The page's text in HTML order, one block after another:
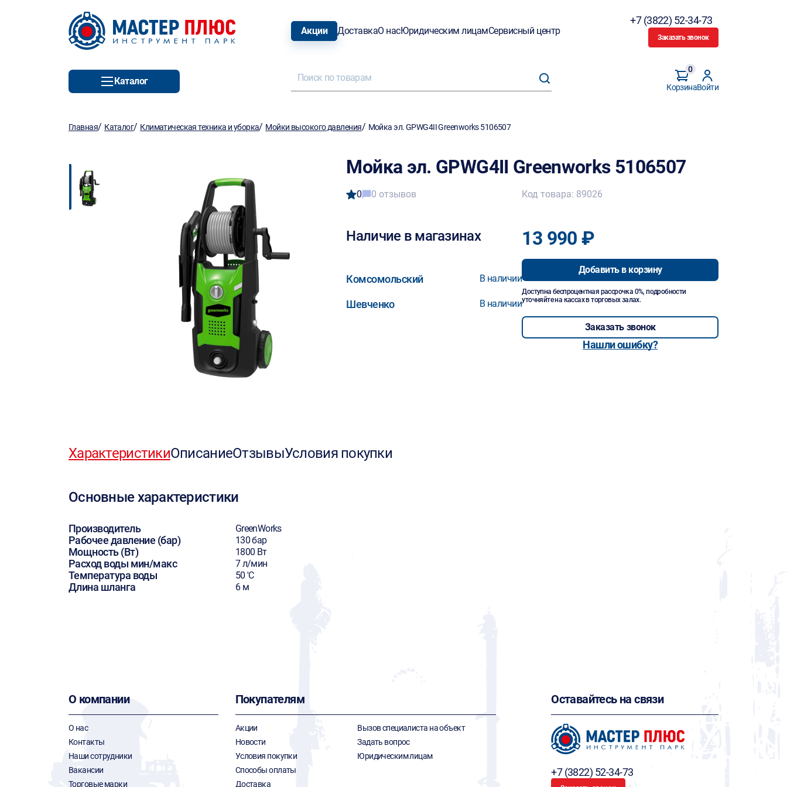
Акции ДоставкаО насЮридическим лицамСервисный центр
+7 (3822) 52-34-73
Заказать звонок
Каталог
Корзина
0
Войти
Главная/ Каталог/ Климатическая техника и уборка/ Мойки высокого давления/ Мойка эл. GPWG4II Greenworks 5106507
Мойка эл. GPWG4II Greenworks 5106507
0 0 отзывов
Наличие в магазинах
Комсомольский В наличии
Шевченко В наличии
Код товара: 89026
13 990 ₽
Добавить в корзину
Доступна беспроцентная рассрочка 0%, подробности
уточняйте на кассах в торговых залах.
Заказать звонок
Нашли ошибку?
ХарактеристикиОписаниеОтзывыУсловия покупки
Основные характеристики
Производитель GreenWorks
Рабочее давление (бар) 130 бар
Мощность (Вт) 1800 Вт
Расход воды мин/макс 7 л/мин
Температура воды 50 'C
Длина шланга 6 м
О компании
О нас
Контакты
Наши сотрудники
Вакансии
Торговые марки
Покупателям
Акции
Новости
Условия покупки
Способы оплаты
Доставка
Вызов специалиста на объект
Задать вопрос
Юридическим лицам
Оставайтесь на связи
+7 (3822) 52-34-73